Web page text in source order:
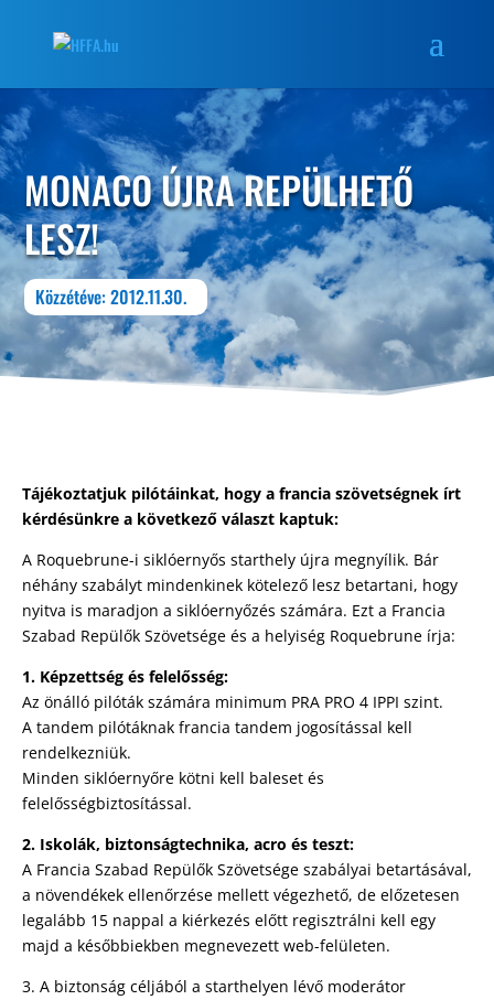
MONACO ÚJRA REPÜLHETŐ
LESZ!
Közzétéve: 2012.11.30.
Tájékoztatjuk pilótáinkat, hogy a francia szövetségnek írt
kérdésünkre a következő választ kaptuk:
A Roquebrune-i siklóernyős starthely újra megnyílik. Bár
néhány szabályt mindenkinek kötelező lesz betartani, hogy
nyitva is maradjon a siklóernyőzés számára. Ezt a Francia
Szabad Repülők Szövetsége és a helyiség Roquebrune írja:
1. Képzettség és felelősség:
Az önálló pilóták számára minimum PRA PRO 4 IPPI szint.
A tandem pilótáknak francia tandem jogosítással kell
rendelkezniük.
Minden siklóernyőre kötni kell baleset és
felelősségbiztosítással.
2. Iskolák, biztonságtechnika, acro és teszt:
A Francia Szabad Repülők Szövetsége szabályai betartásával,
a növendékek ellenőrzése mellett végezhető, de előzetesen
legalább 15 nappal a kiérkezés előtt regisztrálni kell egy
majd a későbbiekben megnevezett web-felületen.
3. A biztonság céljából a starthelyen lévő moderátor